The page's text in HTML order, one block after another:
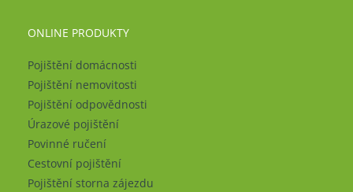
ONLINE PRODUKTY
Pojištění domácnosti
Pojištění nemovitosti
Pojištění odpovědnosti
Úrazové pojištění
Povinné ručení
Cestovní pojištění
Pojištění storna zájezdu